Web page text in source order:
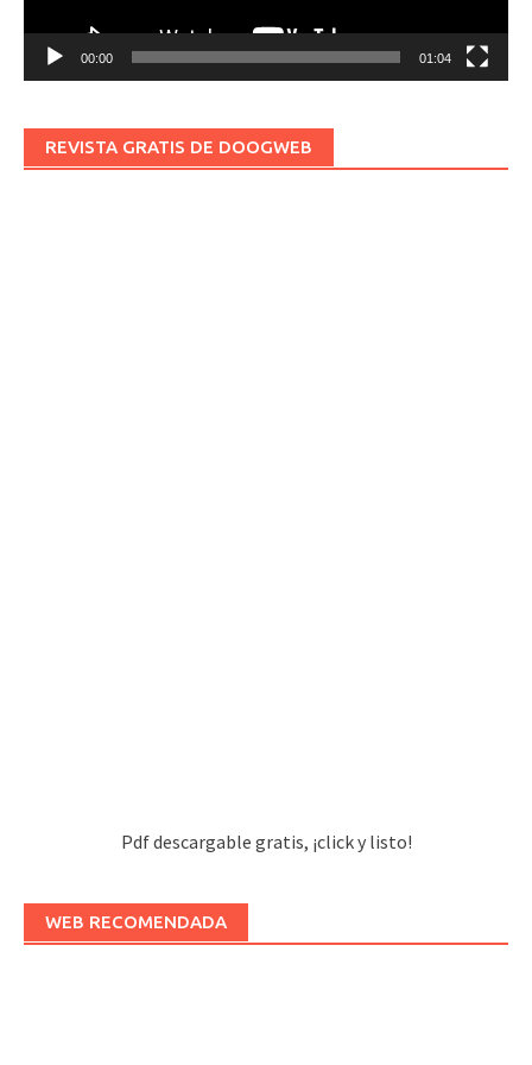
00:00 01:04
REVISTA GRATIS DE DOOGWEB
Pdf descargable gratis, ¡click y listo!
WEB RECOMENDADA